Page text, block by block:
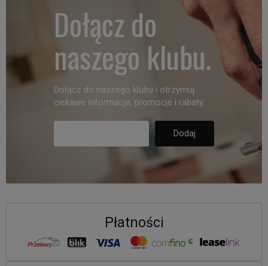
Dołącz do
naszego klubu.
Dołącz do naszego klubu i otrzymuj
ciekawe informacje, promocje i rabaty.
Płatności